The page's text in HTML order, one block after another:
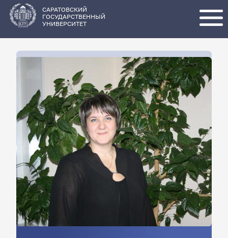
основному
содержанию
САРАТОВСКИЙ
ГОСУДАРСТВЕННЫЙ
УНИВЕРСИТЕТ